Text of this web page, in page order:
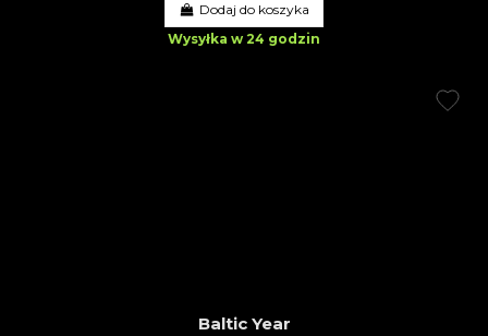
Dodaj do koszyka
Wysyłka w 24 godzin
Baltic Year